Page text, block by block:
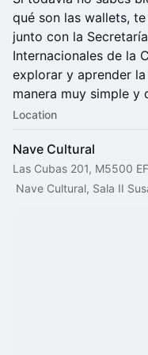
qué son las wallets,
junto con la
Internacionales de la
explorar y aprender
manera muy simple y
Location
Nave Cultural
Las Cubas 201, M5500
Nave Cultural, Sala II